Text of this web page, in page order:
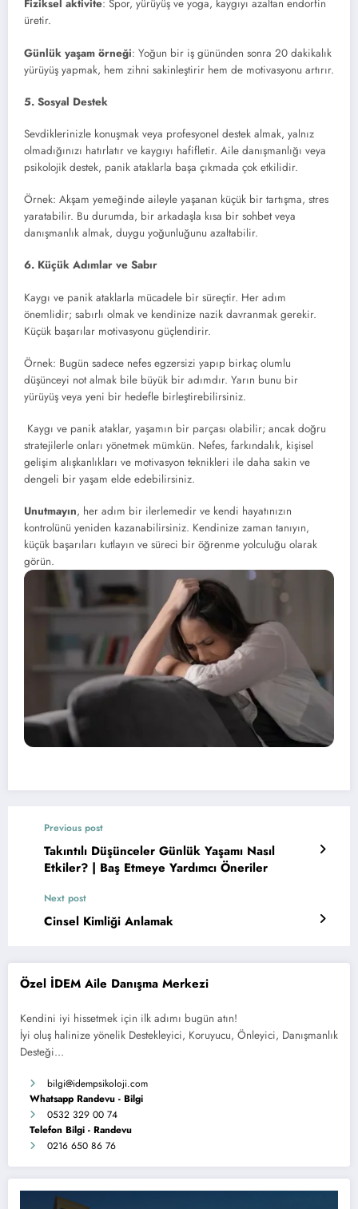
Özel İDEM Aile Danışma Merkezi
Kendini iyi hissetmek için ilk adımı bugün atın!
İyi oluş halinize yönelik Destekleyici, Koruyucu, Önleyici, Danışmanlık
Desteği…
bilgi@idempsikoloji.com
Whatsapp Randevu - Bilgi
0532 329 00 74
Telefon Bilgi - Randevu
0216 650 86 76
Fiziksel aktivite: Spor, yürüyüş ve yoga, kaygıyı azaltan endorfin
üretir.
Günlük yaşam örneği: Yoğun bir iş gününden sonra 20 dakikalık
yürüyüş yapmak, hem zihni sakinleştirir hem de motivasyonu artırır.
5. Sosyal Destek
Sevdiklerinizle konuşmak veya profesyonel destek almak, yalnız
olmadığınızı hatırlatır ve kaygıyı hafifletir. Aile danışmanlığı veya
psikolojik destek, panik ataklarla başa çıkmada çok etkilidir.
Örnek: Akşam yemeğinde aileyle yaşanan küçük bir tartışma, stres
yaratabilir. Bu durumda, bir arkadaşla kısa bir sohbet veya
danışmanlık almak, duygu yoğunluğunu azaltabilir.
6. Küçük Adımlar ve Sabır
Kaygı ve panik ataklarla mücadele bir süreçtir. Her adım
önemlidir; sabırlı olmak ve kendinize nazik davranmak gerekir.
Küçük başarılar motivasyonu güçlendirir.
Örnek: Bugün sadece nefes egzersizi yapıp birkaç olumlu
düşünceyi not almak bile büyük bir adımdır. Yarın bunu bir
yürüyüş veya yeni bir hedefle birleştirebilirsiniz.
Kaygı ve panik ataklar, yaşamın bir parçası olabilir; ancak doğru
stratejilerle onları yönetmek mümkün. Nefes, farkındalık, kişisel
gelişim alışkanlıkları ve motivasyon teknikleri ile daha sakin ve
dengeli bir yaşam elde edebilirsiniz.
Unutmayın, her adım bir ilerlemedir ve kendi hayatınızın
kontrolünü yeniden kazanabilirsiniz. Kendinize zaman tanıyın,
küçük başarıları kutlayın ve süreci bir öğrenme yolculuğu olarak
görün.
Previous post
Takıntılı Düşünceler Günlük Yaşamı Nasıl
Etkiler? | Baş Etmeye Yardımcı Öneriler
Next post
Cinsel Kimliği Anlamak